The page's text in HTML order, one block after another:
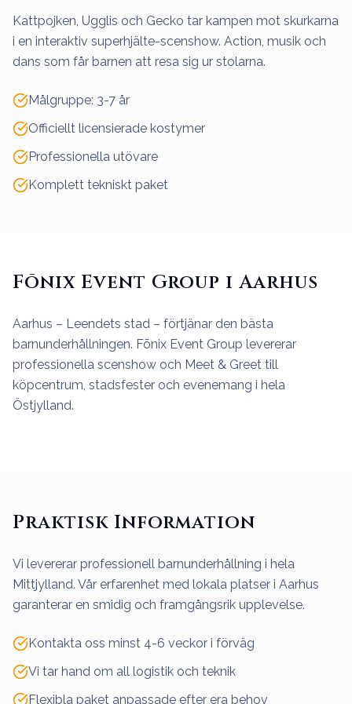
Kattpojken, Ugglis och Gecko tar kampen mot skurkarna
i en interaktiv superhjälte-scenshow. Action, musik och
dans som får barnen att resa sig ur stolarna.
Målgruppe: 3-7 år
Officiellt licensierade kostymer
Professionella utövare
Komplett tekniskt paket
Fōnix Event Group i Aarhus
Aarhus – Leendets stad – förtjänar den bästa
barnunderhållningen. Fōnix Event Group levererar
professionella scenshow och Meet & Greet till
köpcentrum, stadsfester och evenemang i hela
Östjylland.
Praktisk Information
Vi levererar professionell barnunderhållning i hela
Mittjylland. Vår erfarenhet med lokala platser i Aarhus
garanterar en smidig och framgångsrik upplevelse.
Kontakta oss minst 4-6 veckor i förväg
Vi tar hand om all logistik och teknik
Flexibla paket anpassade efter era behov